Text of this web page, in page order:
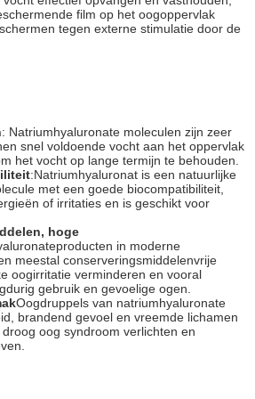
film op het oogoppervlak
tegen externe stimulatie door de
: Natriumhyaluronate moleculen zijn zeer
snel voldoende vocht aan het oppervlak
het vocht op lange termijn te behouden.
:Natriumhyaluronat is een natuurlijke
met een goede biocompatibiliteit,
of irritaties en is geschikt voor
hoge
in moderne
meestal conserveringsmiddelenvrije
oogirritatie verminderen en vooral
gebruik en gevoelige ogen.
Oogdruppels van natriumhyaluronate
brandend gevoel en vreemde lichamen
oog syndroom verlichten en